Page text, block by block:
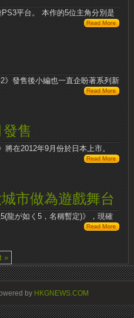
平台。 本作的5位主角分別是
》發售後小編也一直企盼著系列新
售
在2012年9月份於日本上市。
市做為遊戲舞台
龍が如く5，名稱暫定)》​​，現確
»
by HKGNEWS.COM